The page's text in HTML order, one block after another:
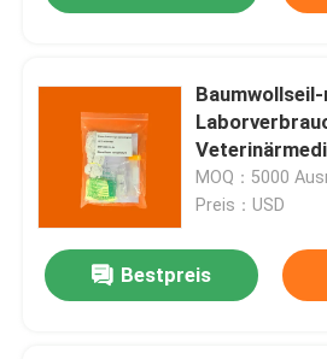
Über uns
Fabrik-Ausflug
Qualitätskontrolle
Treten Sie mit uns in
ISO13485
MOQ：5000
Preis：USD
Bestpreis